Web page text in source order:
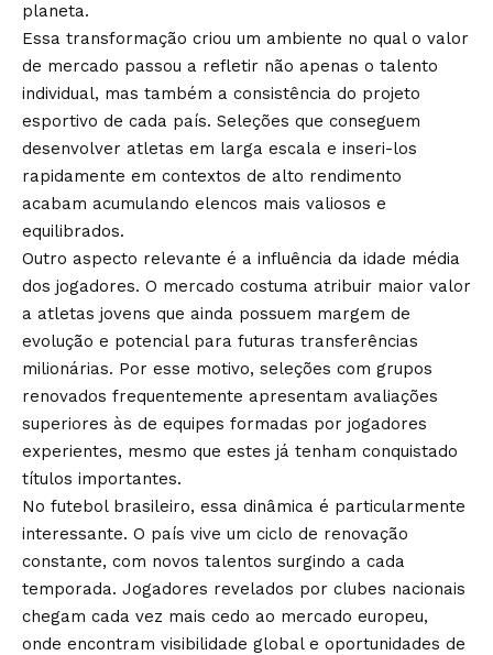
planeta.
Essa transformação criou um ambiente no qual o valor
de mercado passou a refletir não apenas o talento
individual, mas também a consistência do projeto
esportivo de cada país. Seleções que conseguem
desenvolver atletas em larga escala e inseri-los
rapidamente em contextos de alto rendimento
acabam acumulando elencos mais valiosos e
equilibrados.
Outro aspecto relevante é a influência da idade média
dos jogadores. O mercado costuma atribuir maior valor
a atletas jovens que ainda possuem margem de
evolução e potencial para futuras transferências
milionárias. Por esse motivo, seleções com grupos
renovados frequentemente apresentam avaliações
superiores às de equipes formadas por jogadores
experientes, mesmo que estes já tenham conquistado
títulos importantes.
No futebol brasileiro, essa dinâmica é particularmente
interessante. O país vive um ciclo de renovação
constante, com novos talentos surgindo a cada
temporada. Jogadores revelados por clubes nacionais
chegam cada vez mais cedo ao mercado europeu,
onde encontram visibilidade global e oportunidades de